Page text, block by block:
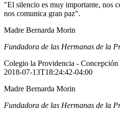
"El silencio es muy importante, nos
nos comunica gran paz".
Madre Bernarda Morin
Fundadora de las Hermanas de la
Colegio la Providencia - Concepción
2018-07-13T18:24:42-04:00
Madre Bernarda Morin
Fundadora de las Hermanas de la